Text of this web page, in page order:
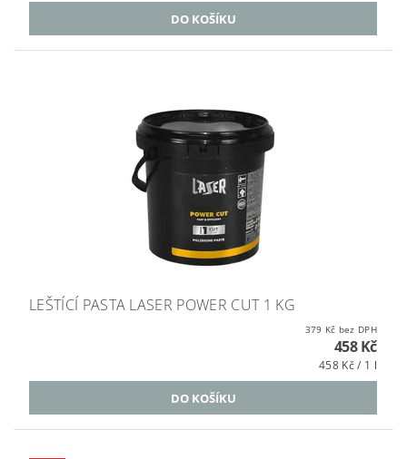
LEŠTÍCÍ PASTA LASER POWER CUT 1 KG
379 Kč bez DPH
458 Kč
458 Kč / 1 l